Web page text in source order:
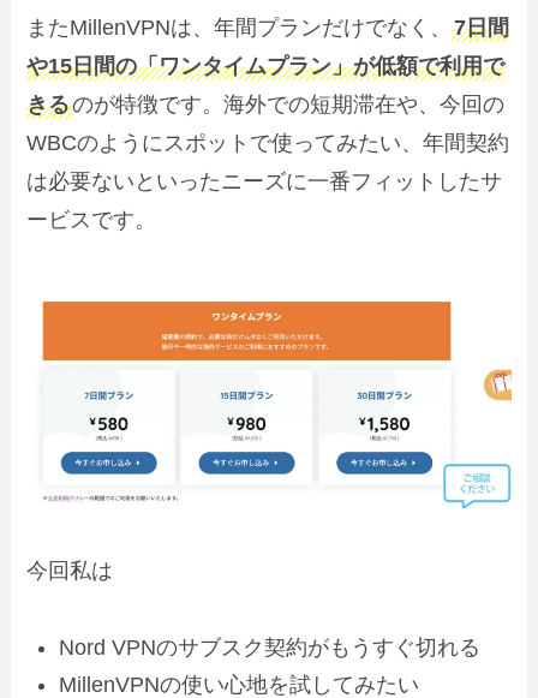
またMillenVPNは、年間プランだけでなく、7日間
や15日間の「ワンタイムプラン」が低額で利用で
きるのが特徴です。海外での短期滞在や、今回の
WBCのようにスポットで使ってみたい、年間契約
は必要ないといったニーズに一番フィットしたサ
ービスです。
今回私は
Nord VPNのサブスク契約がもうすぐ切れる
MillenVPNの使い心地を試してみたい